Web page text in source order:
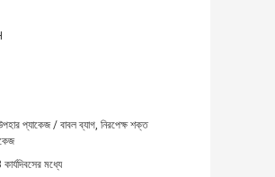
প্যাকেজ / বাবল ব্যাগ, নিরপেক্ষ শক্ত
মধ্যে